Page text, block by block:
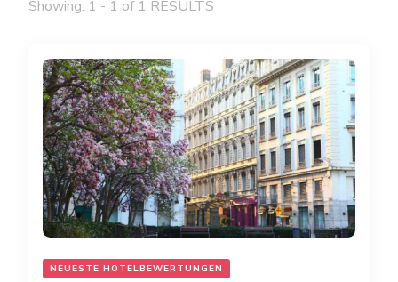
Showing: 1 - 1 of 1 RESULTS
NEUESTE HOTELBEWERTUNGEN